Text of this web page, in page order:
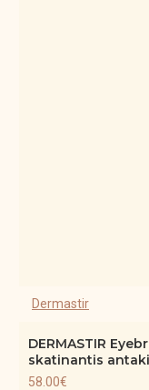
Dermastir
DERMASTIR
skatinantis
58.00€